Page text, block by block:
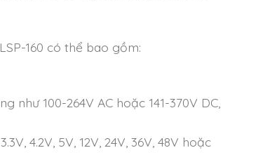
160 có thể bao gồm:
100-264V AC hoặc 141-370V DC,
4.2V, 5V, 12V, 24V, 36V, 48V hoặc